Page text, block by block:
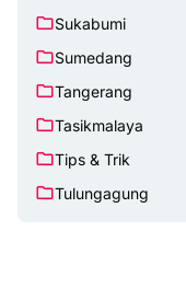
Sukabumi
Sumedang
Tangerang
Tasikmalaya
Tips & Trik
Tulungagung